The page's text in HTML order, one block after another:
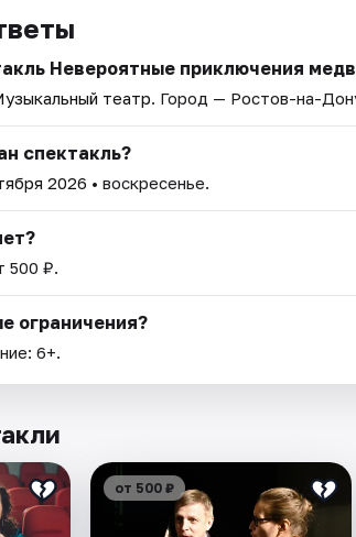
Невероятные приключения
театр. Город — Ростов-на-
спектакль?
2026 • воскресенье.
500 ₽.
ограничения?
6+.
от 500 ₽